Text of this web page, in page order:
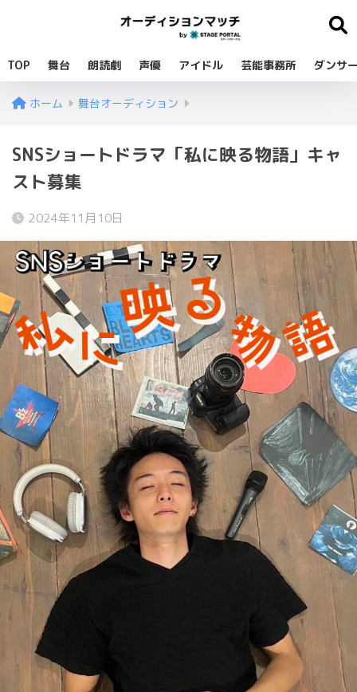
TOP 舞台 朗読劇 声優 アイドル 芸能事務所 ダンサ
ホーム 舞台オーディション
SNSショートドラマ「私に映る物語」キャ
スト募集
2024年11月10日